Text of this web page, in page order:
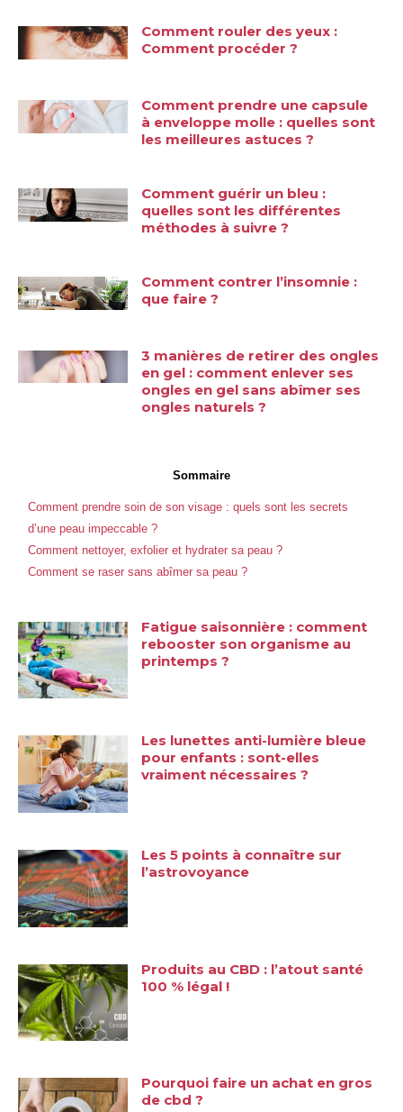
Comment rouler des yeux :
Comment procéder ?
Comment prendre une capsule
à enveloppe molle : quelles sont
les meilleures astuces ?
Comment guérir un bleu :
quelles sont les différentes
méthodes à suivre ?
Comment contrer l’insomnie :
que faire ?
3 manières de retirer des ongles
en gel : comment enlever ses
ongles en gel sans abîmer ses
ongles naturels ?
Sommaire
Comment prendre soin de son visage : quels sont les secrets
d’une peau impeccable ?
Comment nettoyer, exfolier et hydrater sa peau ?
Comment se raser sans abîmer sa peau ?
Fatigue saisonnière : comment
rebooster son organisme au
printemps ?
Les lunettes anti-lumière bleue
pour enfants : sont-elles
vraiment nécessaires ?
Les 5 points à connaître sur
l’astrovoyance
Produits au CBD : l’atout santé
100 % légal !
Pourquoi faire un achat en gros
de cbd ?